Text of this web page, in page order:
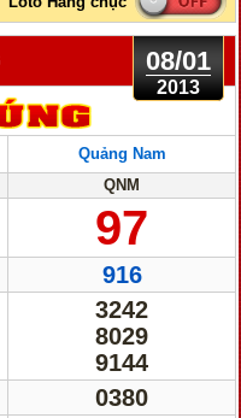
08/01
2013
Quảng Nam
QNM
97
916
3242
8029
9144
0380